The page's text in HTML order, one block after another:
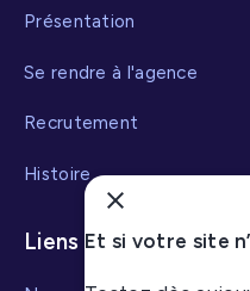
Présentation
Se rendre à l'agence
Recrutement
Histoire
Liens utilesEt si votre site